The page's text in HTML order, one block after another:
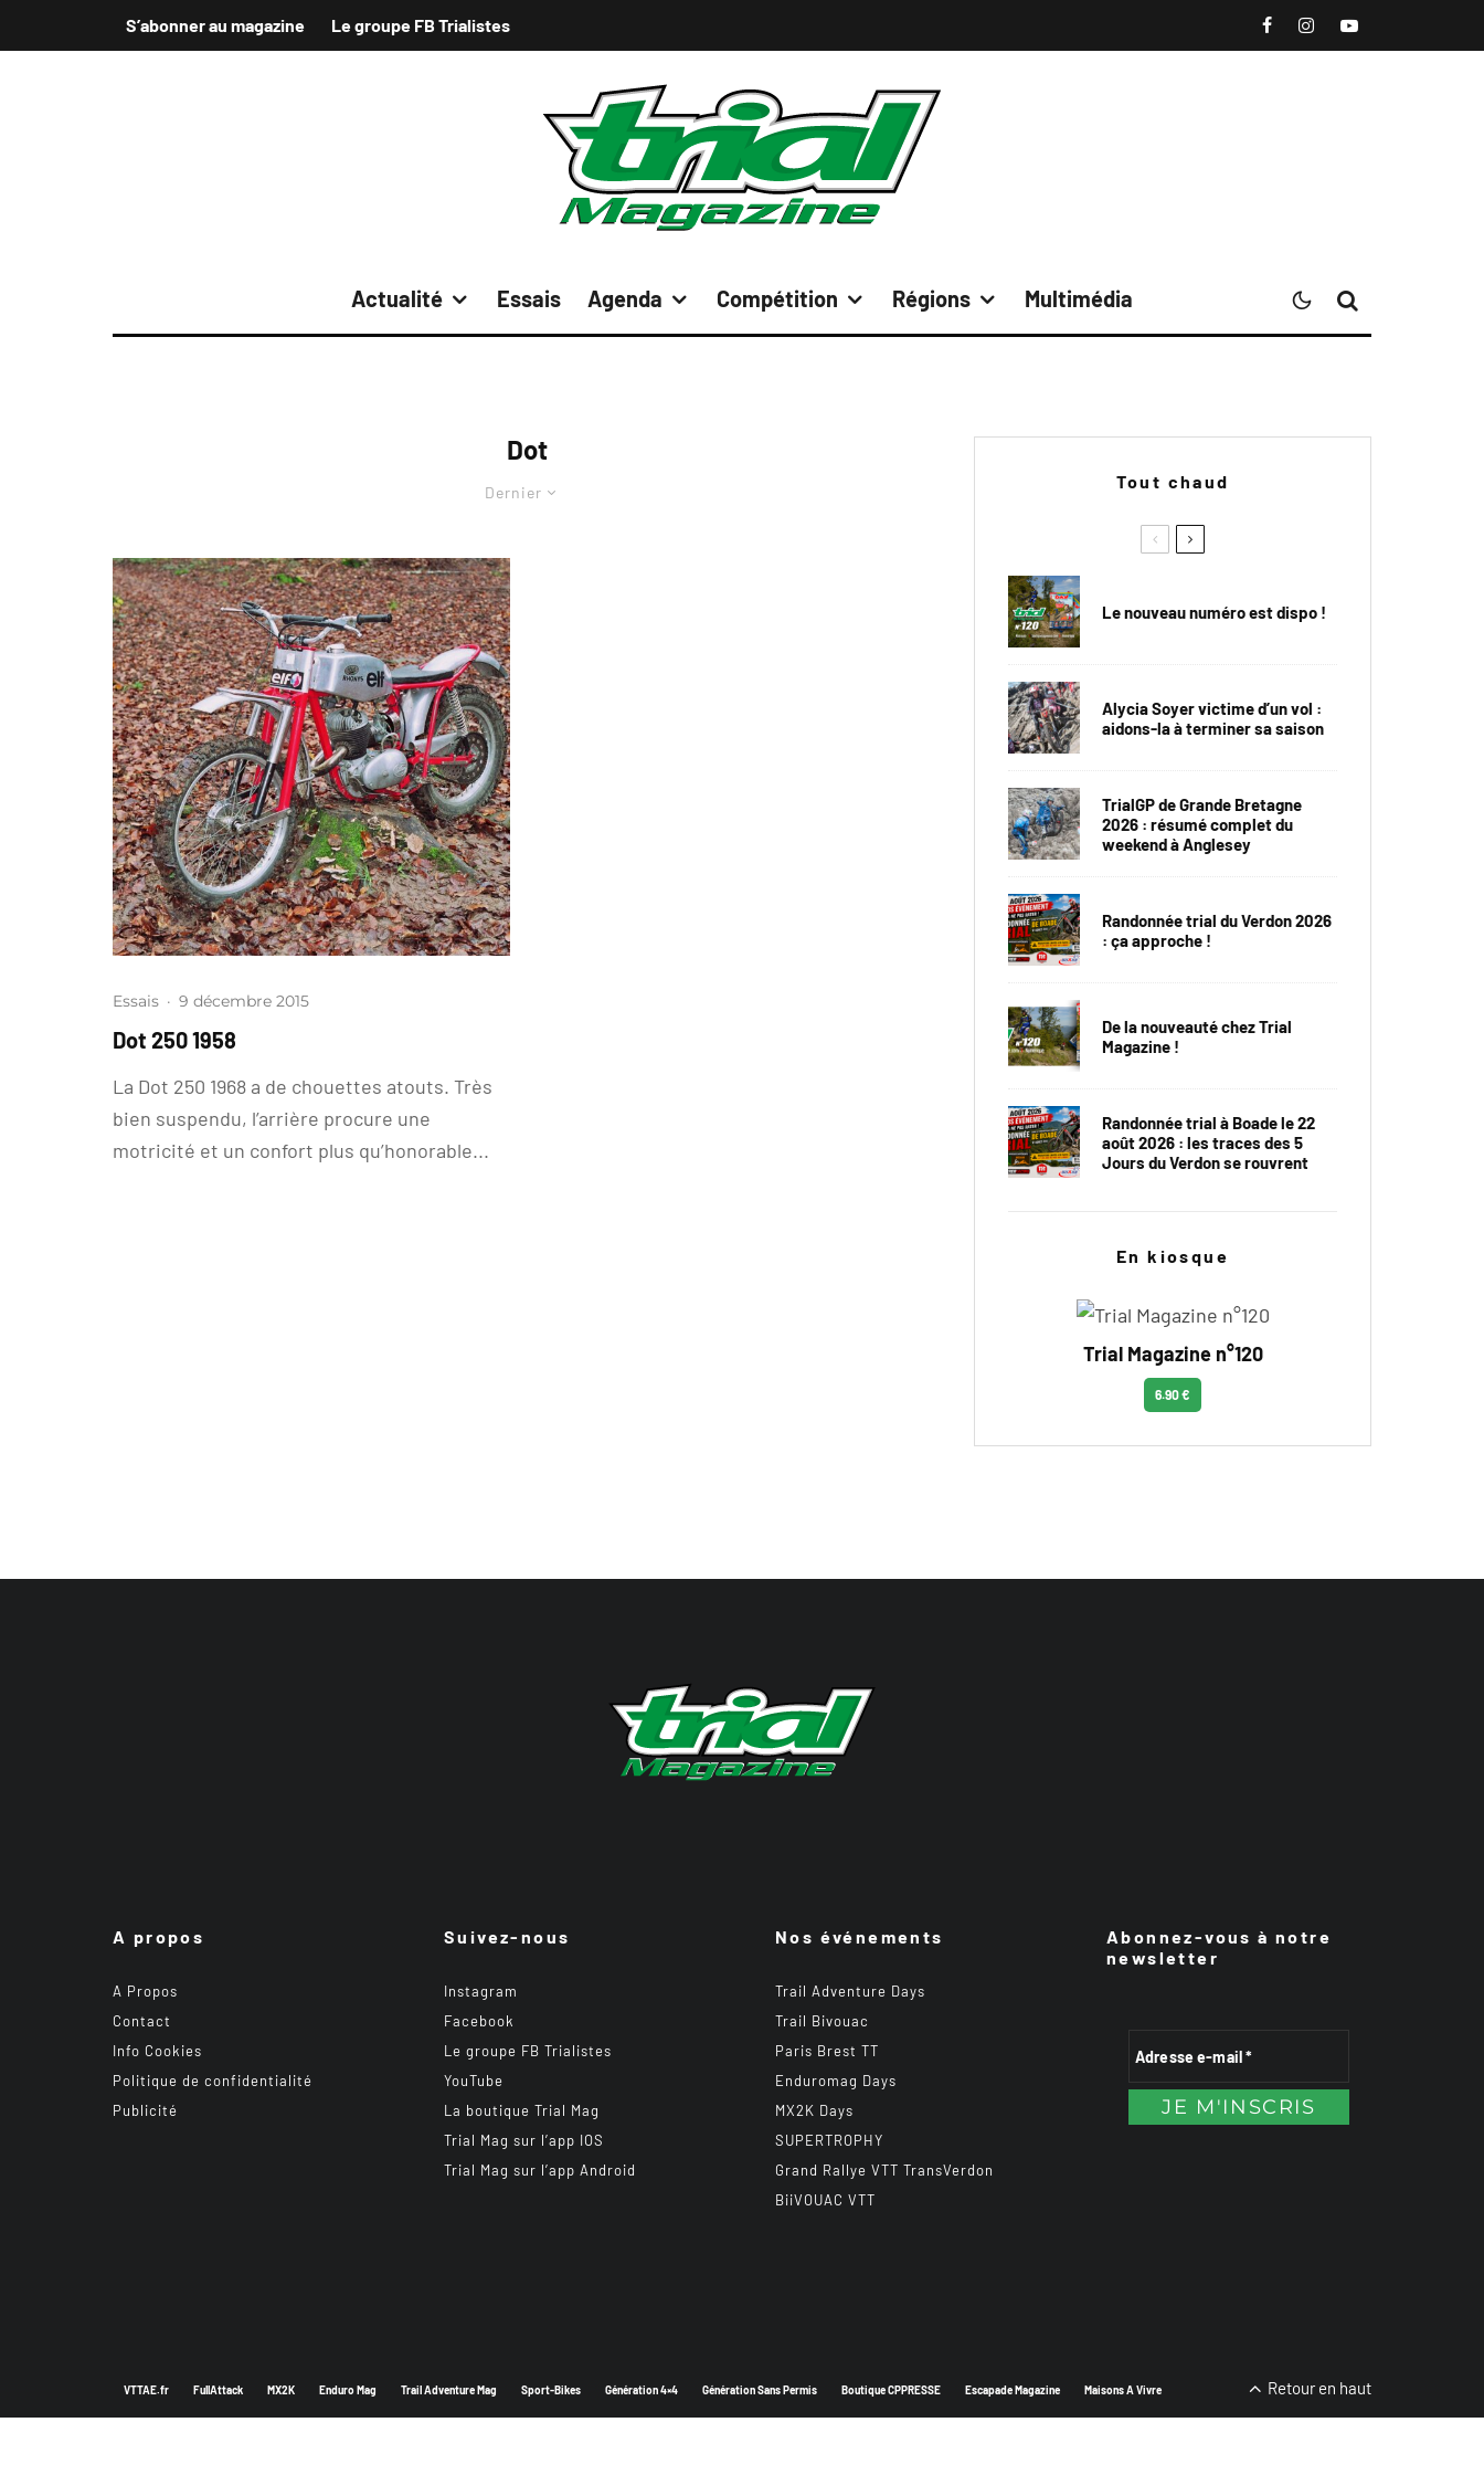
S’abonner au magazine Le groupe FB Trialistes
Actualité Essais Agenda Compétition Régions Multimédia
Dot
Dernier
Essais · 9 décembre 2015
Dot 250 1958
La Dot 250 1968 a de chouettes atouts. Très
bien suspendu, l’arrière procure une
motricité et un confort plus qu’honorable...
Tout chaud
Le nouveau numéro est dispo !
Alycia Soyer victime d’un vol :
aidons-la à terminer sa saison
TrialGP de Grande Bretagne
2026 : résumé complet du
weekend à Anglesey
Randonnée trial du Verdon 2026
: ça approche !
De la nouveauté chez Trial
Magazine !
Randonnée trial à Boade le 22
août 2026 : les traces des 5
Jours du Verdon se rouvrent
En kiosque
Trial Magazine n°120
6.90 €
A propos
A Propos
Contact
Info Cookies
Politique de confidentialité
Publicité
Suivez-nous
Instagram
Facebook
Le groupe FB Trialistes
YouTube
La boutique Trial Mag
Trial Mag sur l’app IOS
Trial Mag sur l’app Android
Nos événements
Trail Adventure Days
Trail Bivouac
Paris Brest TT
Enduromag Days
MX2K Days
SUPERTROPHY
Grand Rallye VTT TransVerdon
BiiVOUAC VTT
Abonnez-vous à notre
newsletter
VTTAE.fr FullAttack MX2K Enduro Mag Trail Adventure Mag Sport-Bikes Génération 4×4 Génération Sans Permis Boutique CPPRESSE Escapade Magazine Maisons A Vivre Retour en haut